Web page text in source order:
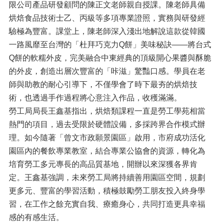
限公司產品研發顧問的陳正文老師親自授課。陳老師具備
烘焙食品技術士乙、丙級等多項專業證照，實務與研發經
驗極為豐富。課堂上，陳老師深入淺出地解說這款從韓國
一路風靡至台灣的「杜拜巧克力Q餅」美味秘訣——將台式
Q餅的軟糯外皮，完美融合中東經典的頂級開心果醬與酥脆
的外皮，創造出層次豐富的「咔滋」驚豔口感。學員在老
師與助教的耐心引導下，不僅學會了時下最夯的烘焙技
術，也透過手作過程將心意注入作品，收穫滿滿。
勞工局局長王鑫基指出，烘焙類課程一直是勞工學苑相當
熱門的項目，過去受限於硬體設備，多採跨界合作模式辦
理。如今隨著「曾文市政願景園區」啟用，市府成功活化
園區內的餐飲專業教室，結合專業公協會的資源，轉化為
培育勞工多元專長的高品質基地，開辦以來深獲各界肯
定。王鑫基強調，未來勞工局將持續善用園區空間，規劃
更多元、豐富的學習活動，積極鼓勵勞工朋友投入終身學
習，在工作之餘充實自我、療癒身心，共同打造更具幸福
感的有感生活。